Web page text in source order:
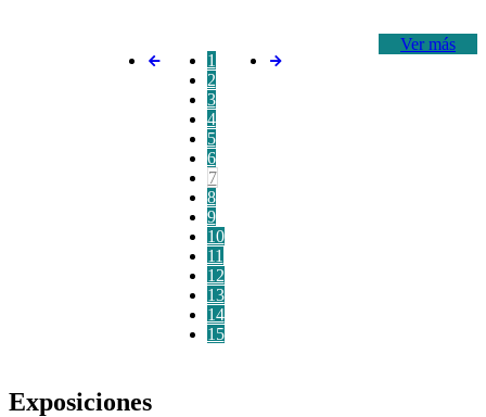
Ver más
1
2
3
4
5
6
7
8
9
10
11
12
13
14
15
Exposiciones